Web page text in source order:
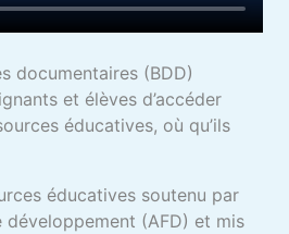
documentaires (BDD)
et élèves d’accéder
éducatives, où qu’ils
éducatives soutenu par
développement (AFD) et mis